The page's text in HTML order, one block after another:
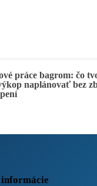
práce bagrom: čo
naplánovať bez